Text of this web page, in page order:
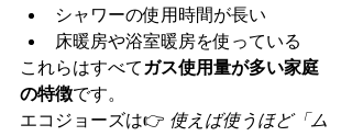
シャワーの使用時間が長い
床暖房や浴室暖房を使っている
これらはすべてガス使用量が多い家庭
の特徴です。
エコジョーズは👉 使えば使うほど「ム